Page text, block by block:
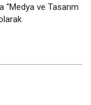
"Medya ve Tasarım